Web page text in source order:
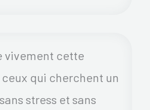
vivement cette
qui cherchent un
stress et sans